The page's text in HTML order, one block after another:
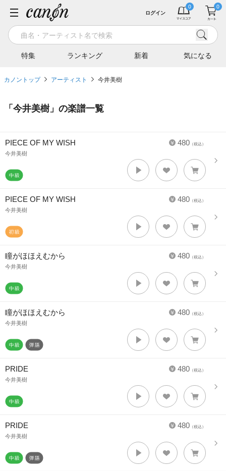
特集 ランキング 新着 気になる
ログイン
カノントップ アーティスト 今井美樹
「 今井美樹」の楽譜一覧
480 （税込）
PIECE OF MY WISH
今井美樹
480 （税込）
PIECE OF MY WISH
今井美樹
480 （税込）
瞳がほほえむから
今井美樹
480 （税込）
瞳がほほえむから
今井美樹
480 （税込）
PRIDE
今井美樹
480 （税込）
PRIDE
今井美樹